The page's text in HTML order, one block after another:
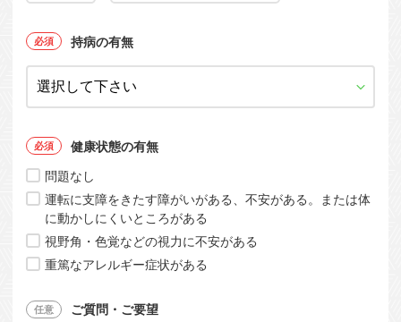
持病の有無
健康状態の有無
問題なし
運転に支障をきたす障がいがある、不安がある。または体
に動かしにくいところがある
視野角・色覚などの視力に不安がある
重篤なアレルギー症状がある
ご質問・ご要望